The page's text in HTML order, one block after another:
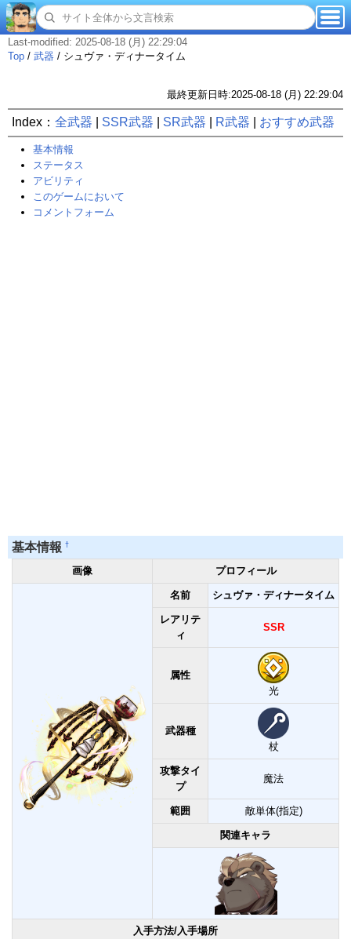
Last-modified: 2025-08-18 (月) 22:29:04
Top / 武器 / シュヴァ・ディナータイム
最終更新日時:2025-08-18 (月) 22:29:04
Index： 全武器 SSR武器 SR武器 R武器 おすすめ武器
基本情報
ステータス
アビリティ
このゲームにおいて
コメントフォーム
基本情報 †
画像 プロフィール
名前 シュヴァ・ディナータイム
レアリテ
ィ
SSR
属性
光
武器種
杖
攻撃タイ
プ
魔法
範囲 敵単体(指定)
関連キャラ
入手方法/入手場所